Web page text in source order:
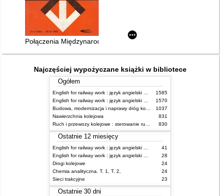
Połączenia Międzynarodowe 31.V.1992 - 26.IX.1992
Najczęściej wypożyczane książki w bibliotece
Ogółem
English for railway work : język angielski dla kolejarzy - podręcznik dla początkujących
1585
English for railway work : język angielski dla kolejarzy - podręcznik dla zaawansowanych
1570
Budowa, modernizacja i naprawy dróg kolejowych
1037
Nawierzchnia kolejowa
831
Ruch i przewozy kolejowe : sterowanie ruchem
830
Ostatnie 12 miesięcy
English for railway work : język angielski dla kolejarzy - podręcznik dla zaawansowanych
41
English for railway work : język angielski dla kolejarzy - podręcznik dla początkujących
28
Drogi kolejowe
24
Chemia analityczna. T. 1, T. 2,
24
Sieci trakcyjne
23
Ostatnie 30 dni